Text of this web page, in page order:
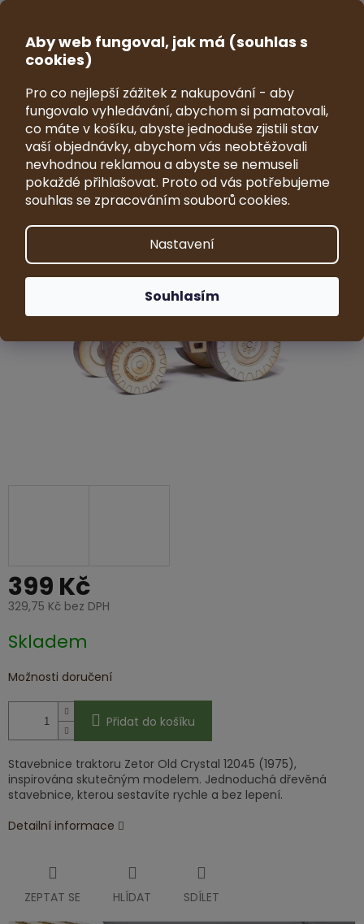
Aby web fungoval, jak má (souhlas s
cookies)
Pro co nejlepší zážitek z nakupování - aby
fungovalo vyhledávání, abychom si pamatovali,
co máte v košíku, abyste jednoduše zjistili stav
vaší objednávky, abychom vás neobtěžovali
nevhodnou reklamou a abyste se nemuseli
pokaždé přihlašovat. Proto od vás potřebujeme
souhlas se zpracováním souborů cookies.
Nastavení
Souhlasím
Přejít
obsah
Model traktoru Zetor Old Crystal
12045 (1975) 1:64
Průměrné
hodnocení
produktu
hvězdiček.
Neohodnoceno Podrobnosti hodnocení
Značka:VRKY - sběratelské modely
399 Kč
329,75 Kč bez DPH
cena:
Skladem
Možnosti doručení
Přidat do košíku
Stavebnice traktoru Zetor Old Crystal 12045 (1975),
inspirována skutečným modelem. Jednoduchá dřevěná
stavebnice, kterou sestavíte rychle a bez lepení.
Detailní informace
ZEPTAT SE HLÍDAT SDÍLET